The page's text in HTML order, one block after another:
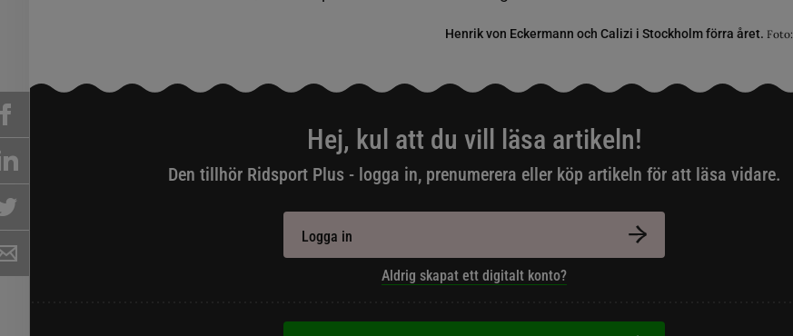
Henrik von Eckermann och Calizi i Stockholm förra året. Foto:
Hej, kul att du vill läsa artikeln!
Den tillhör Ridsport Plus - logga in, prenumerera eller köp artikeln för att läsa vidare.
Logga in
Aldrig skapat ett digitalt konto?